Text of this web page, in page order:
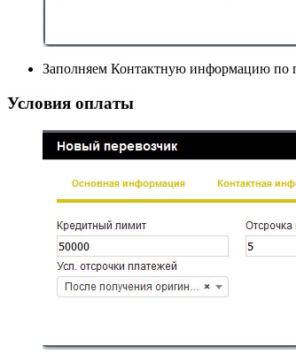
Заполняем Контактную информацию по
Условия оплаты